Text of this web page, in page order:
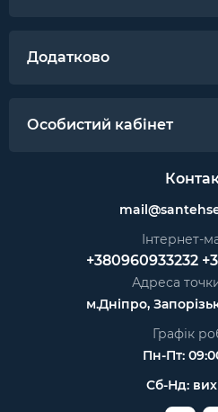
Додатково
Особистий кабінет
Інтернет-
+380960933232
Адреса
м.Дніпро,
Графік
Пн-Пт:
Сб-Нд: